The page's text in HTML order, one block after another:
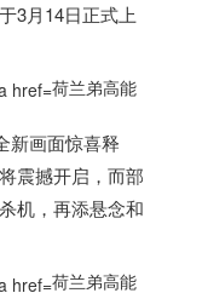
3月14日正式上
荷兰弟高能
画面惊喜释
震撼开启，而部
机，再添悬念和
荷兰弟高能